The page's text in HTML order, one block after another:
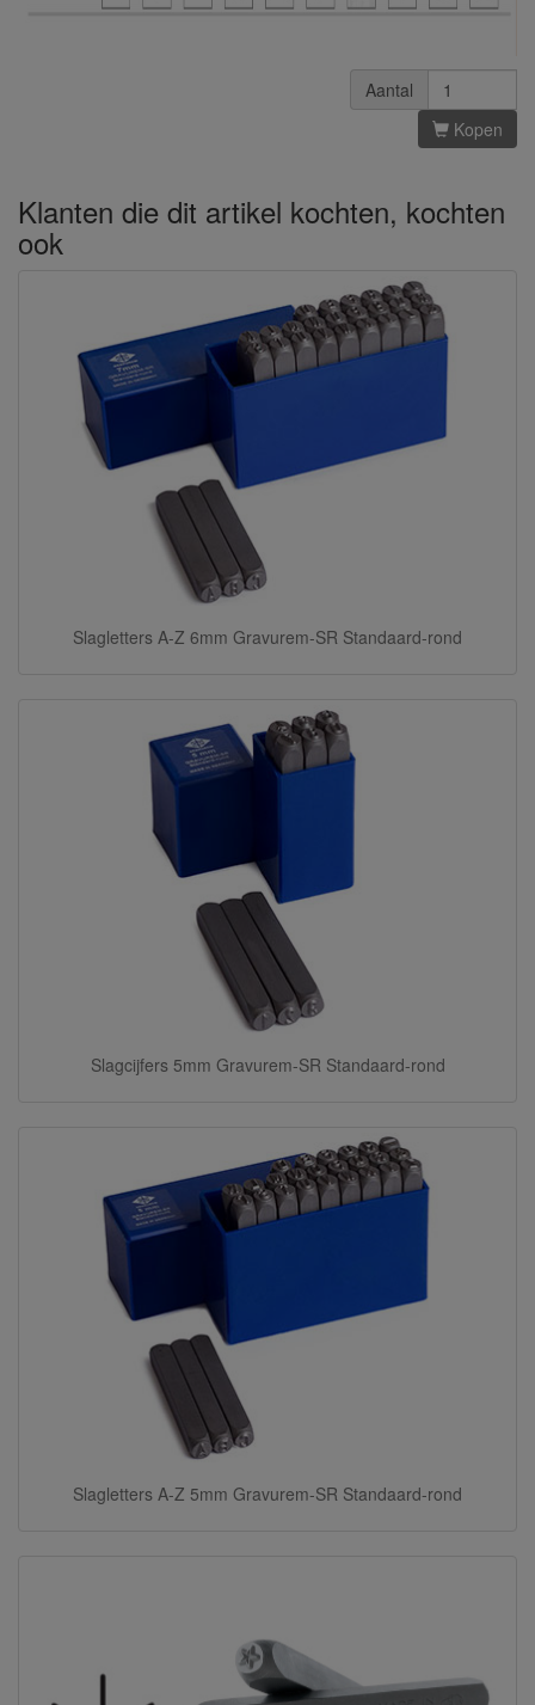
Aantal
Kopen
Klanten die dit artikel kochten, kochten
ook
Slagletters A-Z 6mm Gravurem-SR Standaard-rond
Slagcijfers 5mm Gravurem-SR Standaard-rond
Slagletters A-Z 5mm Gravurem-SR Standaard-rond